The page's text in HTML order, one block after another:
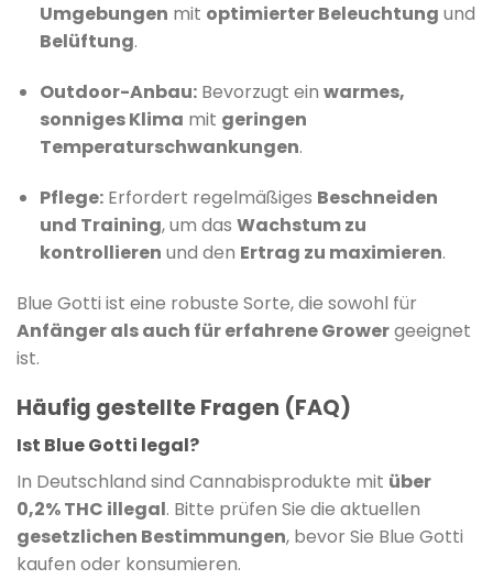
Umgebungen mit optimierter Beleuchtung und
Belüftung.
Outdoor-Anbau: Bevorzugt ein warmes,
sonniges Klima mit geringen
Temperaturschwankungen.
Pflege: Erfordert regelmäßiges Beschneiden
und Training, um das Wachstum zu
kontrollieren und den Ertrag zu maximieren.
Blue Gotti ist eine robuste Sorte, die sowohl für
Anfänger als auch für erfahrene Growergeeignet
ist.
Häufig gestellte Fragen (FAQ)
Ist Blue Gotti legal?
In Deutschland sind Cannabisprodukte mit über
0,2% THC illegal. Bitte prüfen Sie die aktuellen
gesetzlichen Bestimmungen, bevor Sie Blue Gotti
kaufen oder konsumieren.